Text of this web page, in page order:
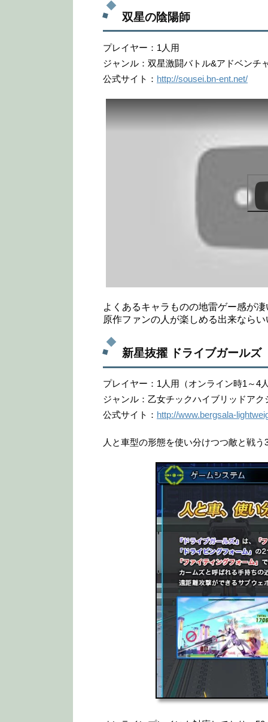
双星の陰陽師
プレイヤー：1人用
ジャンル：双星激闘バトル&アドベンチ
公式サイト： http://sousei.bn-ent.net/
この動画を YouTube で視聴
よくあるキャラものの地雷ゲー感が
原作ファンの人が楽しめる出来なら
新星抜擢 ドライブガールズ
プレイヤー：1人用（オンライン時1～4
ジャンル：乙女チックハイブリッドアク
公式サイト： http://www.bergsala-
人と車型の形態を使い分けつつ敵と戦